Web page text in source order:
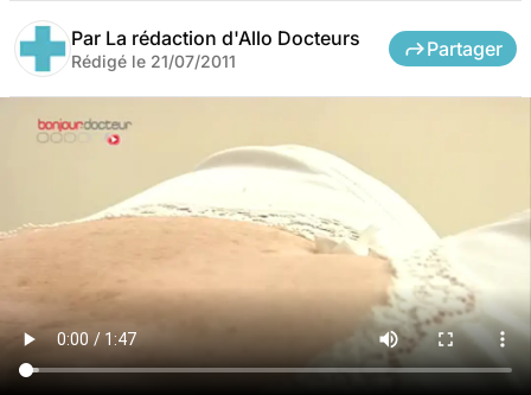
Par La rédaction d'Allo Docteurs
Rédigé le 21/07/2011
Partager